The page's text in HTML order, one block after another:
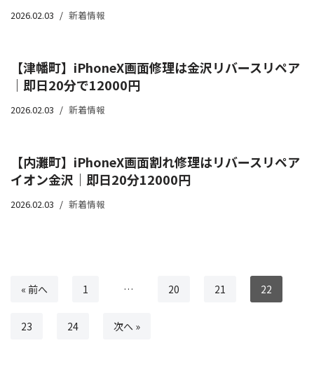
2026.02.03 新着情報
【津幡町】iPhoneX画面修理は金沢リバースリペア
｜即日20分で12000円
2026.02.03 新着情報
【内灘町】iPhoneX画面割れ修理はリバースリペア
イオン金沢｜即日20分12000円
2026.02.03 新着情報
« 前へ 1 … 20 21 22
23 24 次へ »